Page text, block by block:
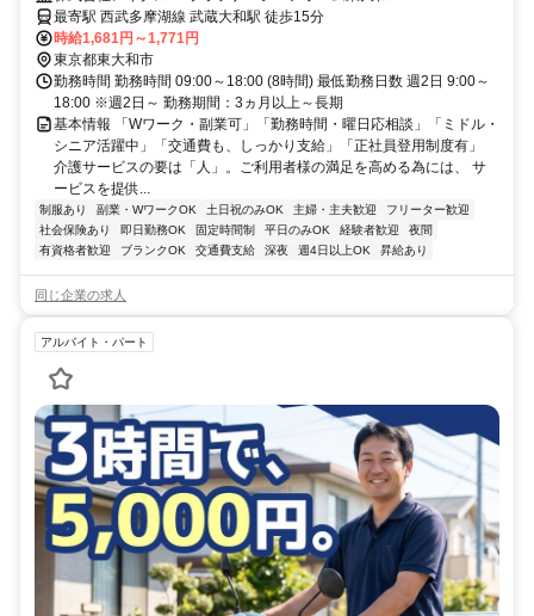
最寄駅 西武多摩湖線 武蔵大和駅 徒歩15分
時給1,681円～1,771円
東京都東大和市
勤務時間 勤務時間 09:00～18:00 (8時間) 最低勤務日数 週2日 9:00～
18:00 ※週2日～ 勤務期間：3ヵ月以上～長期
基本情報 「Wワーク・副業可」「勤務時間・曜日応相談」「ミドル・
シニア活躍中」「交通費も、しっかり支給」「正社員登用制度有」
介護サービスの要は「人」。ご利用者様の満足を高める為には、 サ
ービスを提供...
制服あり 副業・WワークOK 土日祝のみOK 主婦・主夫歓迎
フリーター歓迎
社会保険あり
即日勤務OK 固定時間制 平日のみOK 経験者歓迎
夜間
有資格者歓迎
ブランクOK 交通費支給 深夜 週4日以上OK 昇給あり
同じ企業の求人
アルバイト・パート